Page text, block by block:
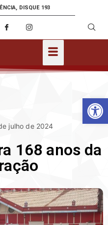
DISQUE 193
julho de 2024
168 anos da